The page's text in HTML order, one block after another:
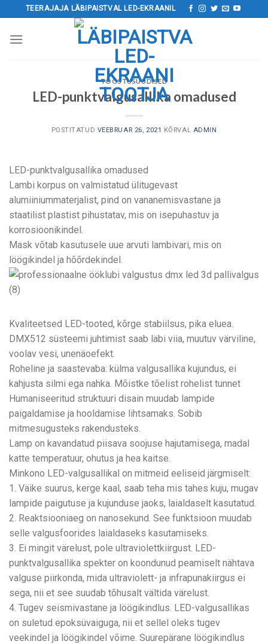
sisu
juurde
TEERAJAJA LÄBIPAISTVAL LED-EKRAANIL
TÖÖSTUSUUDISED
LED-punktvalgusallika omadused
POSTITATUD VEEBRUAR 26, 2021 KÕRVAL ADMIN
LED-punktvalgusallika omadused
Lambi korpus on valmistatud ülitugevast
alumiiniummaterjalist, pind on vananemisvastane ja
staatilist plastist pihustatav, mis on isepuhastuv ja
korrosioonikindel.
Mask võtab kasutusele uue arvuti lambivari, mis on
löögikindel ja hõõrdekindel.
Kvaliteetsed LED-tooted, kõrge stabiilsus, pika eluea.
DMX512 süsteemi juhtimist saab läbi viia, muutuv värviline,
voolav vesi, unenäoefekt.
Roheline ja saastevaba: külma valgusallika kujundus, ei
kahjusta silmi ega nahka. Mõistke tõelist rohelist tunnet
Humaniseeritud struktuuri disain muudab lampide
paigaldamise ja hooldamise lihtsamaks. Sobib
mitmesugusteks rakendusteks.
Lamp on kavandatud piisava soojuse hajutamisega, madal
katte temperatuur, ohutus ja hea kaitse.
Minkono LED-valgusallikal on mitmeid eeliseid järgmiselt:
1. Väike suurus, kerge kaal, saab teha mis tahes kuju, mugav
lampide paigutuse ja kujunduse jaoks, laialdaselt kasutatud.
2. Reaktsiooniaeg on nanosekund. See funktsioon muudab
selle valgusfoorides laialdaseks kasutamiseks.
3. Ei mingit värelust, pole ultraviolettkiirgust. LED-
punktvalgusallika spekter on koondunud peamiselt nähtava
valguse piirkonda, mida ultraviolett- ja infrapunakiirgus ei
sega, nii et see suudab tõhusalt vältida värelust.
4. Tugev seismivastane ja löögikindlus. LED-valgusallikas
on suletud epoksüvaiguga, nii et sellel oleks tugev
veekindel ja löögikindel võime. Suurepärane löögikindlus